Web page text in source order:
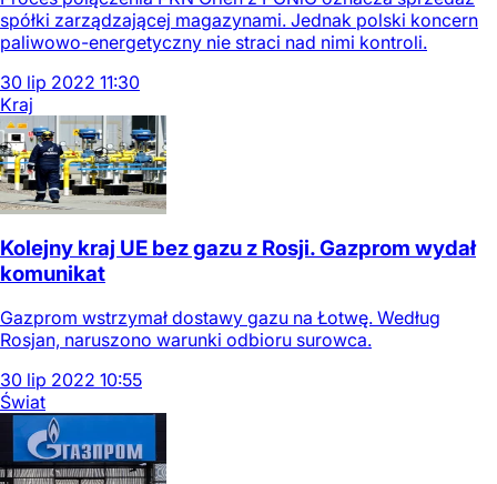
spółki zarządzającej magazynami. Jednak polski koncern
paliwowo-energetyczny nie straci nad nimi kontroli.
30 lip 2022 11:30
Kraj
Kolejny kraj UE bez gazu z Rosji. Gazprom wydał
komunikat
Gazprom wstrzymał dostawy gazu na Łotwę. Według
Rosjan, naruszono warunki odbioru surowca.
30 lip 2022 10:55
Świat